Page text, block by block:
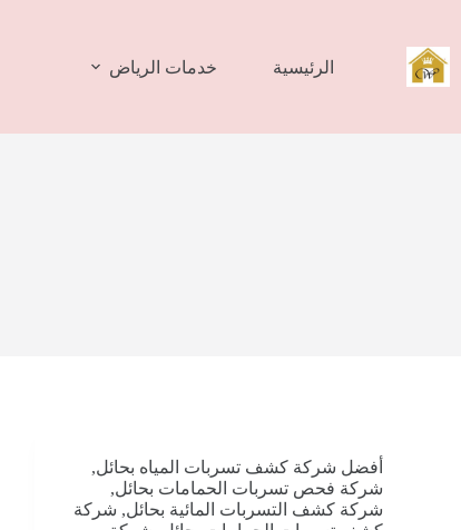
المحتوى
الرئيسية خدمات الرياض
أفضل شركة كشف تسربات المياه بحائل,
شركة فحص تسربات الحمامات بحائل,
شركة كشف التسربات المائية بحائل, شركة